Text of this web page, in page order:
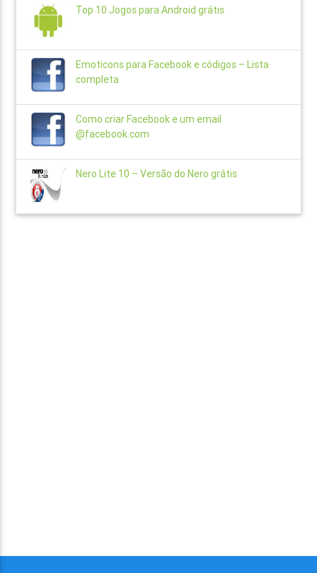
Top 10 Jogos para Android grátis
Emoticons para Facebook e códigos – Lista
completa
Como criar Facebook e um email
@facebook.com
Nero Lite 10 – Versão do Nero grátis